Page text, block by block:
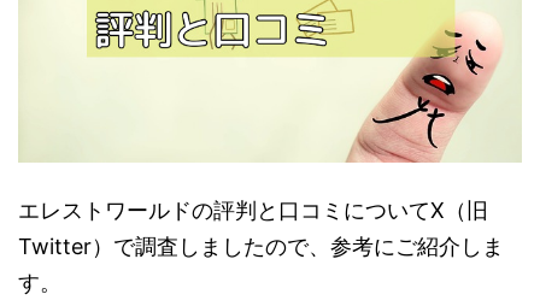
エレストワールドの評判と口コミについてX（旧
Twitter）で調査しましたので、参考にご紹介しま
す。